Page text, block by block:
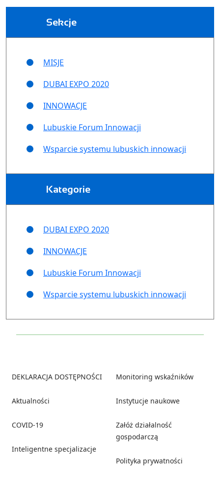
Sekcje
MISJE
DUBAI EXPO 2020
INNOWACJE
Lubuskie Forum Innowacji
Wsparcie systemu lubuskich innowacji
Kategorie
DUBAI EXPO 2020
INNOWACJE
Lubuskie Forum Innowacji
Wsparcie systemu lubuskich innowacji
DEKLARACJA DOSTĘPNOŚCI
Aktualności
COVID-19
Inteligentne specjalizacje
Monitoring wskaźników
Instytucje naukowe
Załóż działalność
gospodarczą
Polityka prywatności